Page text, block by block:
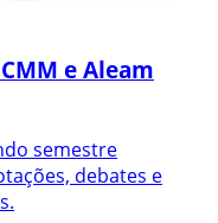
e Aleam
semestre
debates e